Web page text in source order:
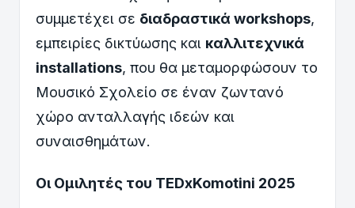
συμμετέχει σε διαδραστικά workshops,
εμπειρίες δικτύωσης και καλλιτεχνικά
installations, που θα μεταμορφώσουν το
Μουσικό Σχολείο σε έναν ζωντανό
χώρο ανταλλαγής ιδεών και
συναισθημάτων.
Οι Ομιλητές του TEDxKomotini 2025